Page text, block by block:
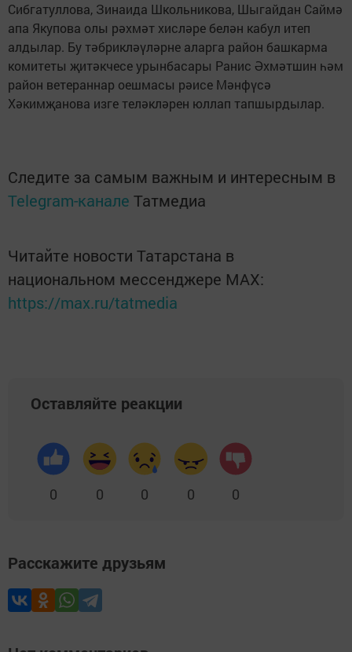
Сибгатуллова, Зинаида Школьникова, Шыгайдан Саймә
апа Якупова олы рәхмәт хисләре белән кабул итеп
алдылар. Бу тәбрикләүләрне аларга район башкарма
комитеты җитәкчесе урынбасары Ранис Әхмәтшин һәм
район ветераннар оешмасы рәисе Мәнфүсә
Хәкимҗанова изге теләк­ләрен юллап тапшырдылар.
Следите за самым важным и интересным в
Telegram-канале Татмедиа
Читайте новости Татарстана в
национальном мессенджере MАХ:
https://max.ru/tatmedia
Оставляйте реакции
0 0 0 0 0
Расскажите друзьям